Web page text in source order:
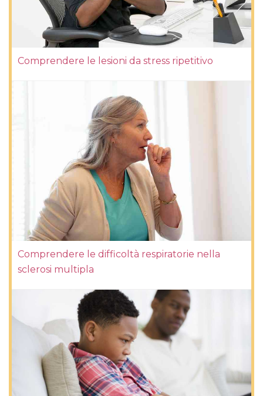
Comprendere le lesioni da stress ripetitivo
Comprendere le difficoltà respiratorie nella
sclerosi multipla